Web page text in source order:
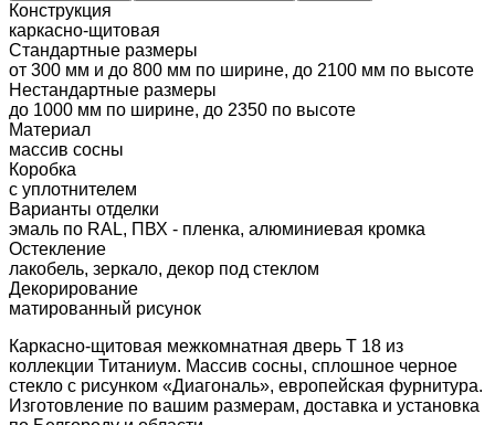
Конструкция
каркасно-щитовая
Стандартные размеры
от 300 мм и до 800 мм по ширине, до 2100 мм по высоте
Нестандартные размеры
до 1000 мм по ширине, до 2350 по высоте
Материал
массив сосны
Коробка
с уплотнителем
Варианты отделки
эмаль по RAL, ПВХ - пленка, алюминиевая кромка
Остекление
лакобель, зеркало, декор под стеклом
Декорирование
матированный рисунок
Каркасно-щитовая межкомнатная дверь T 18 из
коллекции Титаниум. Массив сосны, сплошное черное
стекло с рисунком «Диагональ», европейская фурнитура.
Изготовление по вашим размерам, доставка и установка